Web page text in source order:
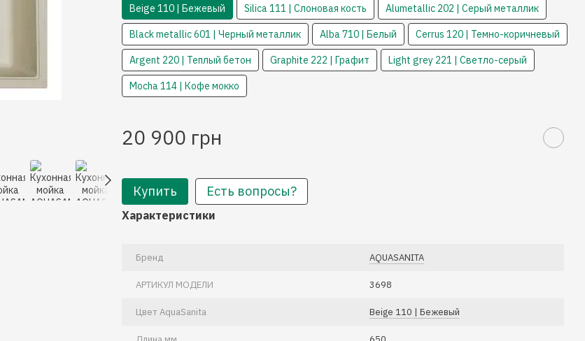
Beige 110 | Бежевый Silica 111 | Слоновая кость Alumetallic 202 | Cерый металлик
Black metallic 601 | Черный металлик Alba 710 | Белый Cerrus 120 | Темно-коричневый
Argent 220 | Теплый бетон Graphite 222 | Графит Light grey 221 | Светло-серый
Mocha 114 | Кофе мокко
20 900 грн
Купить Есть вопросы?
Характеристики
Бренд AQUASANITA
АРТИКУЛ МОДЕЛИ 3698
Цвет AquaSanita Beige 110 | Бежевый